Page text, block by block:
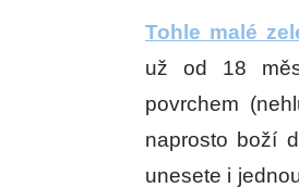
Tohle malé
už od 18
povrchem
naprosto boží
unesete i